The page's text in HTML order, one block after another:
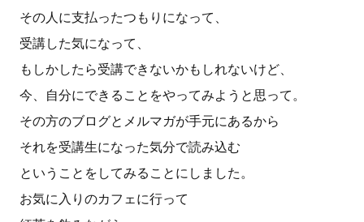
その人に支払ったつもりになって、
受講した気になって、
もしかしたら受講できないかもしれないけど、
今、自分にできることをやってみようと思って。
その方のブログとメルマガが手元にあるから
それを受講生になった気分で読み込む
ということをしてみることにしました。
お気に入りのカフェに行って